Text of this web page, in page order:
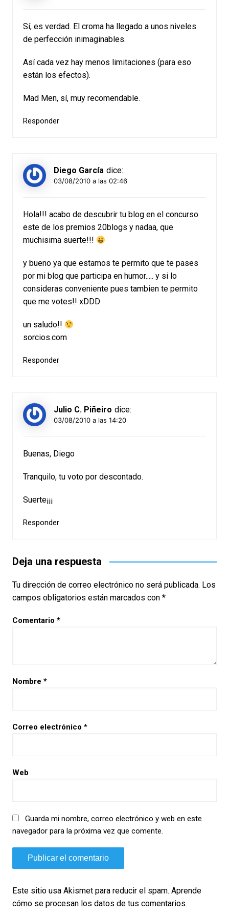
Sí, es verdad. El croma ha llegado a unos niveles
de perfección inimaginables.
Así cada vez hay menos limitaciones (para eso
están los efectos).
Mad Men, sí, muy recomendable.
Responder
Diego García dice:
03/08/2010 a las 02:46
Hola!!! acabo de descubrir tu blog en el concurso
este de los premios 20blogs y nadaa, que
muchisima suerte!!!
y bueno ya que estamos te permito que te pases
por mi blog que participa en humor..... y si lo
consideras conveniente pues tambien te permito
que me votes!! xDDD
un saludo!!
sorcios.com
Responder
Julio C. Piñeiro dice:
03/08/2010 a las 14:20
Buenas, Diego
Tranquilo, tu voto por descontado.
Suerte¡¡¡
Responder
Deja una respuesta
Tu dirección de correo electrónico no será publicada. Los
campos obligatorios están marcados con *
Comentario *
Nombre *
Correo electrónico *
Web
Guarda mi nombre, correo electrónico y web en este
navegador para la próxima vez que comente.
Este sitio usa Akismet para reducir el spam. Aprende
cómo se procesan los datos de tus comentarios.